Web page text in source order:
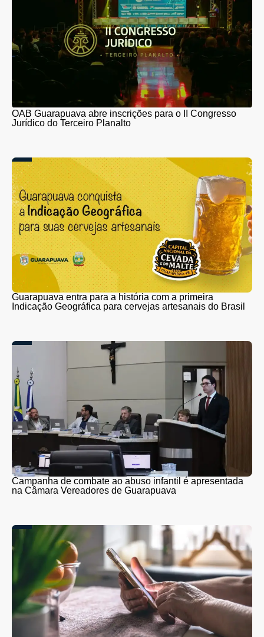
OAB Guarapuava abre inscrições para o II Congresso
Jurídico do Terceiro Planalto
Guarapuava entra para a história com a primeira
Indicação Geográfica para cervejas artesanais do Brasil
Campanha de combate ao abuso infantil é apresentada
na Câmara Vereadores de Guarapuava